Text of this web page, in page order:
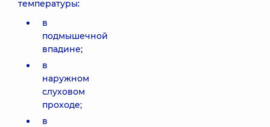
температуры:
в
подмышечной
впадине;
в
наружном
слуховом
проходе;
в